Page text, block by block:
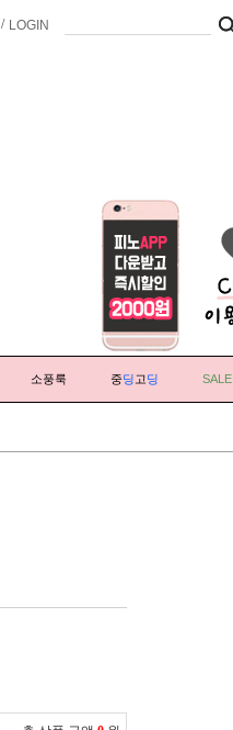
/ LOGIN
소풍룩 중딩고딩 SALE